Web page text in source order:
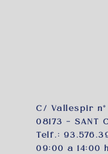
C/ Vallespir nº
08173 – SANT
Telf.:
09:00 a 14:00